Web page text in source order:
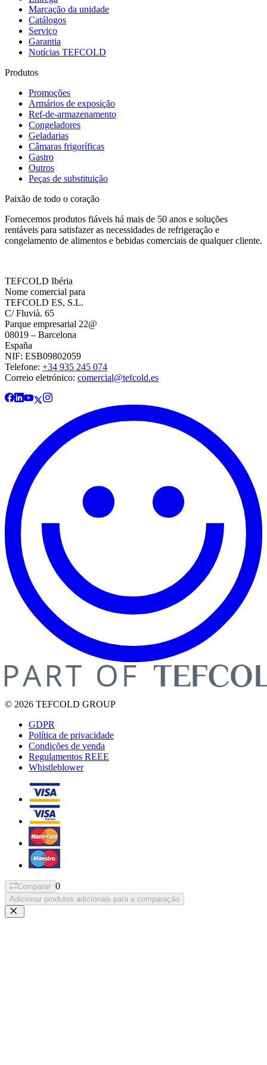
Marcação da unidade
Catálogos
Serviço
Garantia
Notícias TEFCOLD
Produtos
Promoções
Armários de exposição
Ref-de-armazenamento
Congeladores
Geladarias
Câmaras frigoríficas
Gastro
Outros
Peças de substituição
Paixão de todo o coração
Fornecemos produtos fiáveis há mais de 50 anos e soluções
rentáveis para satisfazer as necessidades de refrigeração e
congelamento de alimentos e bebidas comerciais de qualquer cliente.
TEFCOLD Ibéria
Nome comercial para
TEFCOLD ES, S.L.
C/ Fluvià. 65
Parque empresarial 22@
08019 – Barcelona
España
NIF: ESB09802059
Telefone: +34 935 245 074
Correio eletrónico: comercial@tefcold.es
© 2026 TEFCOLD GROUP
GDPR
Política de privacidade
Condições de venda
Regulamentos REEE
Whistleblower
Comparar 0
Adicionar produtos adicionais para a comparação